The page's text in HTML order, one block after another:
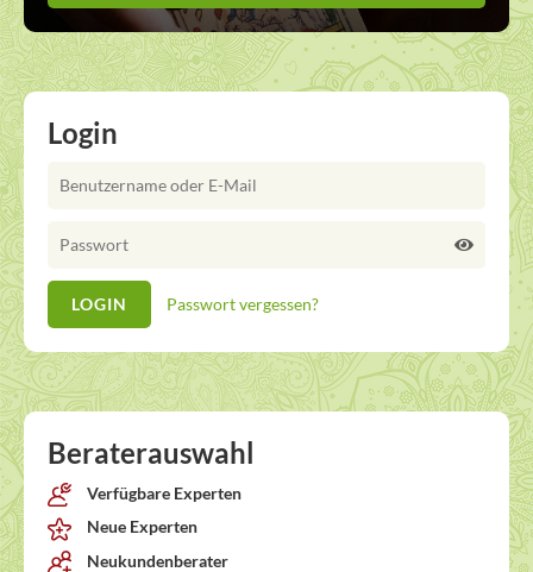
Login
Passwort vergessen?
Beraterauswahl
Verfügbare Experten
Neue Experten
Neukundenberater